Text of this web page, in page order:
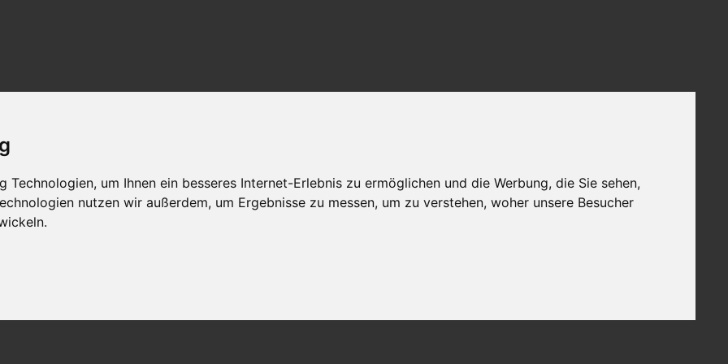
um Ihnen ein besseres Internet-Erlebnis zu ermöglichen und die Werbung, die Sie sehen,
nutzen wir außerdem, um Ergebnisse zu messen, um zu verstehen, woher unsere Besucher